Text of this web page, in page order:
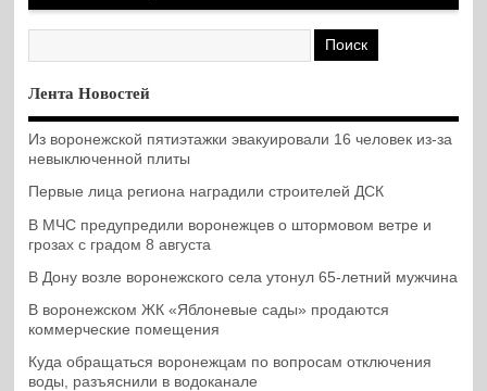
Лента Новостей
Из воронежской пятиэтажки эвакуировали 16 человек из-за
невыключенной плиты
Первые лица региона наградили строителей ДСК
В МЧС предупредили воронежцев о штормовом ветре и
грозах с градом 8 августа
В Дону возле воронежского села утонул 65-летний мужчина
В воронежском ЖК «Яблоневые сады» продаются
коммерческие помещения
Куда обращаться воронежцам по вопросам отключения
воды, разъяснили в водоканале